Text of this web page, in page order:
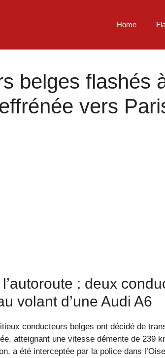
Home
belges flashés
vers
: deux
volant d’une Audi A6
conducteurs belges ont décidé de
atteignant une vitesse démente de 239
a été interceptée par la police dans